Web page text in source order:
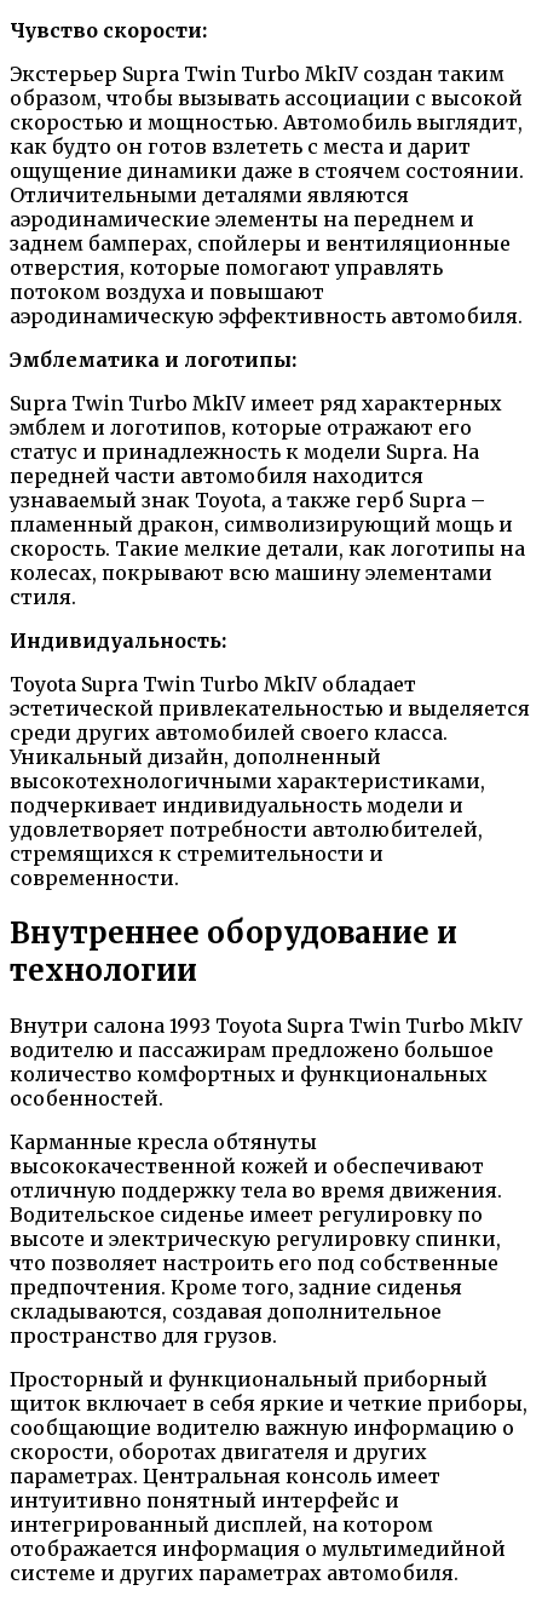
Чувство скорости:
Экстерьер Supra Twin Turbo MkIV создан таким
образом, чтобы вызывать ассоциации с высокой
скоростью и мощностью. Автомобиль выглядит,
как будто он готов взлететь с места и дарит
ощущение динамики даже в стоячем состоянии.
Отличительными деталями являются
аэродинамические элементы на переднем и
заднем бамперах, спойлеры и вентиляционные
отверстия, которые помогают управлять
потоком воздуха и повышают
аэродинамическую эффективность автомобиля.
Эмблематика и логотипы:
Supra Twin Turbo MkIV имеет ряд характерных
эмблем и логотипов, которые отражают его
статус и принадлежность к модели Supra. На
передней части автомобиля находится
узнаваемый знак Toyota, а также герб Supra –
пламенный дракон, символизирующий мощь и
скорость. Такие мелкие детали, как логотипы на
колесах, покрывают всю машину элементами
стиля.
Индивидуальность:
Toyota Supra Twin Turbo MkIV обладает
эстетической привлекательностью и выделяется
среди других автомобилей своего класса.
Уникальный дизайн, дополненный
высокотехнологичными характеристиками,
подчеркивает индивидуальность модели и
удовлетворяет потребности автолюбителей,
стремящихся к стремительности и
современности.
Внутреннее оборудование и
технологии
Внутри салона 1993 Toyota Supra Twin Turbo MkIV
водителю и пассажирам предложено большое
количество комфортных и функциональных
особенностей.
Карманные кресла обтянуты
высококачественной кожей и обеспечивают
отличную поддержку тела во время движения.
Водительское сиденье имеет регулировку по
высоте и электрическую регулировку спинки,
что позволяет настроить его под собственные
предпочтения. Кроме того, задние сиденья
складываются, создавая дополнительное
пространство для грузов.
Просторный и функциональный приборный
щиток включает в себя яркие и четкие приборы,
сообщающие водителю важную информацию о
скорости, оборотах двигателя и других
параметрах. Центральная консоль имеет
интуитивно понятный интерфейс и
интегрированный дисплей, на котором
отображается информация о мультимедийной
системе и других параметрах автомобиля.